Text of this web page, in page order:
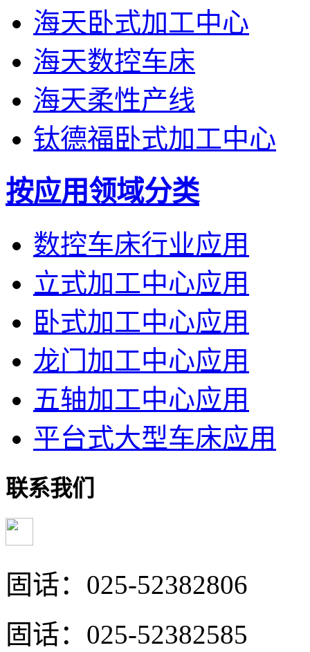
海天卧式加工中心
海天数控车床
海天柔性产线
钛德福卧式加工中心
按应用领域分类
数控车床行业应用
立式加工中心应用
卧式加工中心应用
龙门加工中心应用
五轴加工中心应用
平台式大型车床应用
联系我们
固话：025-52382806
固话：025-52382585